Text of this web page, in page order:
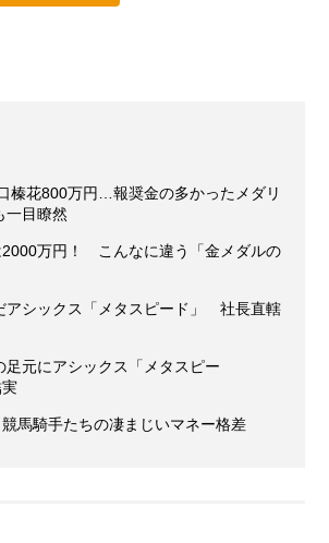
榛花800万円…報奨金の多かったメダリ
一目瞭然
2000万円！ こんなに違う「金メダルの
アシックス「メタスピード」 社長直轄
足元にアシックス「メタスピー
馬騎手たちの凄まじいマネー格差